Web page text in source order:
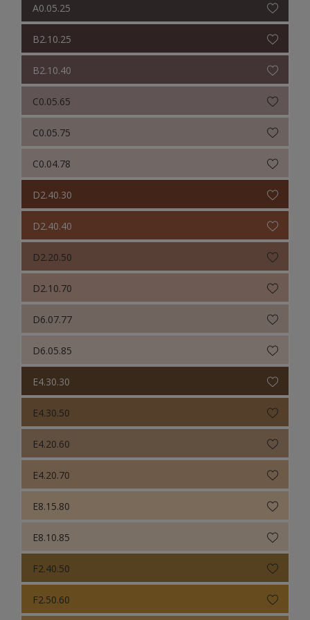
A0.05.25
B2.10.25
B2.10.40
C0.05.65
C0.05.75
C0.04.78
D2.40.30
D2.40.40
D2.20.50
D2.10.70
D6.07.77
D6.05.85
E4.30.30
E4.30.50
E4.20.60
E4.20.70
E8.15.80
E8.10.85
F2.40.50
F2.50.60